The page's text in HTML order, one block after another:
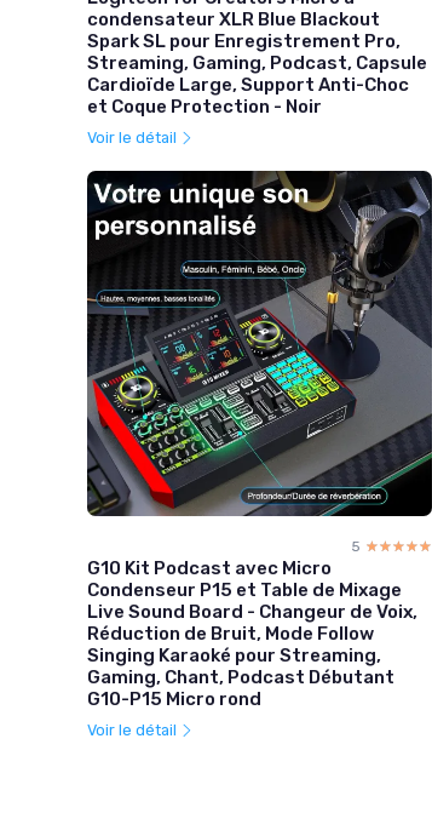
condensateur XLR Blue Blackout
Spark SL pour Enregistrement Pro,
Streaming, Gaming, Podcast, Capsule
Cardioïde Large, Support Anti-Choc
et Coque Protection - Noir
Voir le détail
5 ☆☆☆☆☆
★★★★★
G10 Kit Podcast avec Micro
Condenseur P15 et Table de Mixage
Live Sound Board - Changeur de Voix,
Réduction de Bruit, Mode Follow
Singing Karaoké pour Streaming,
Gaming, Chant, Podcast Débutant
G10-P15 Micro rond
Voir le détail